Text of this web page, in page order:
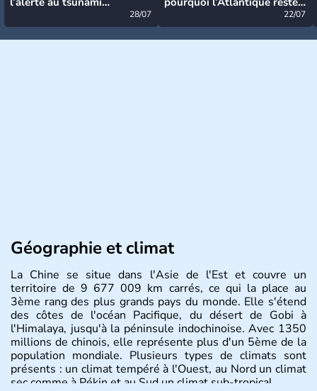
28/07 22/07
Géographie et climat
La Chine se situe dans l'Asie de l'Est et couvre un
territoire de 9 677 009 km carrés, ce qui la place au
3ème rang des plus grands pays du monde. Elle s'étend
des côtes de l'océan Pacifique, du désert de Gobi à
l'Himalaya, jusqu'à la péninsule indochinoise. Avec 1350
millions de chinois, elle représente plus d'un 5ème de la
population mondiale. Plusieurs types de climats sont
présents : un climat tempéré à l'Ouest, au Nord un climat
sec comme à Pékin et au Sud un climat sub-tropical.